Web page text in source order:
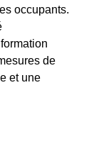
occupants.
de
et une